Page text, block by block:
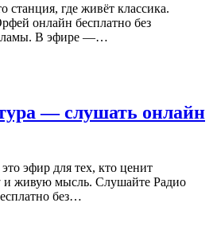
где живёт классика.
онлайн бесплатно без
В эфире —…
— слушать онлайн
эфир для тех, кто ценит
и живую мысль. Слушайте Радио
без…